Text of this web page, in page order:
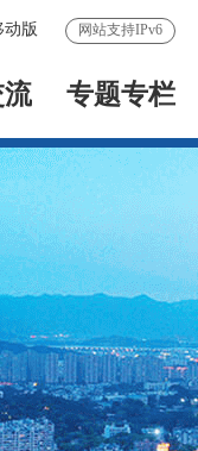
动版 网站支持IPv6
专题专栏